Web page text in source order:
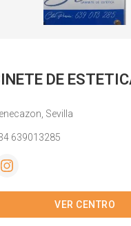
DE
Sevilla
639013285
VER CENTRO